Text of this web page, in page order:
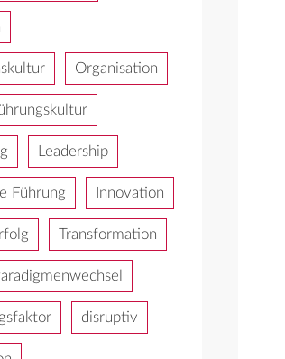
Organisation
Leadership
Führung Innovation
Transformation
disruptiv